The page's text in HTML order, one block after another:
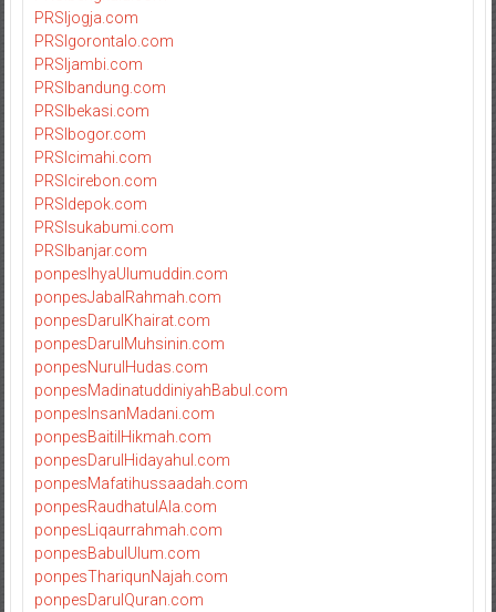
PRSIjogja.com
PRSIgorontalo.com
PRSIjambi.com
PRSIbandung.com
PRSIbekasi.com
PRSIbogor.com
PRSIcimahi.com
PRSIcirebon.com
PRSIdepok.com
PRSIsukabumi.com
PRSIbanjar.com
ponpesIhyaUlumuddin.com
ponpesJabalRahmah.com
ponpesDarulKhairat.com
ponpesDarulMuhsinin.com
ponpesNurulHudas.com
ponpesMadinatuddiniyahBabul.com
ponpesInsanMadani.com
ponpesBaitilHikmah.com
ponpesDarulHidayahul.com
ponpesMafatihussaadah.com
ponpesRaudhatulAla.com
ponpesLiqaurrahmah.com
ponpesBabulUlum.com
ponpesThariqunNajah.com
ponpesDarulQuran.com